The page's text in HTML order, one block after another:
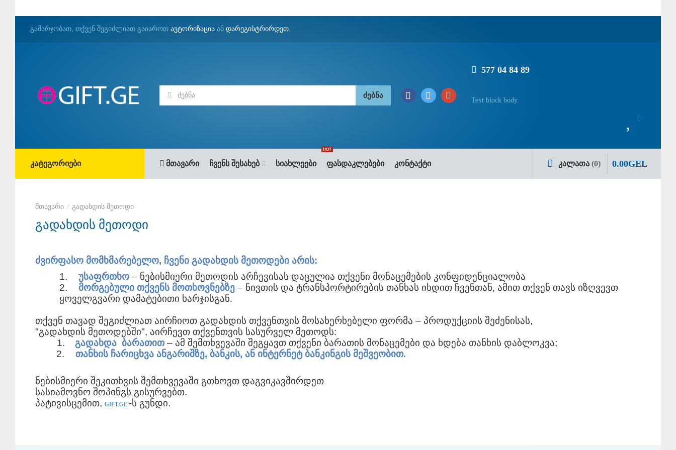
გამარჯობათ, თქვენ შეგიძლიათ გაიაროთ ავტორიზაცია ან დარეგისტრირდეთ.
577 04 84 89
Text block body.
კატეგორიები მთავარი ჩვენს შესახებ სიახლეები ფასდაკლებები
HOT
კონტაქტი ᲙᲐᲚᲐᲗᲐ 0 0.00GEL
გადახდის მეთოდი
გადახდის მეთოდი
ძვირფასო მომხმარებელო, ჩვენი გადახდის მეთოდები არის:
1.
უსაფრთხო – ნებისმიერი მეთოდის არჩევისას დაცულია თქვენი მონაცემების კონფიდენციალობა
2.
მორგებული თქვენს მოთხოვნებზე – ნივთის და ტრანსპორტირების თანხას იხდით ჩვენთან, ამით თქვენ თავს იზღვევთ
ყოველგვარი დამატებითი ხარჯისგან.
თქვენ თავად შეგიძლიათ აირჩიოთ გადახდის თქვენთვის მოსახერხებელი ფორმა – პროდუქციის შეძენისას,
"გადახდის მეთოდებში", აირჩევთ თქვენთვის სასურველ მეთოდს:
1. გადახდა ბარათით – ამ შემთხვევაში შეგყავთ თქვენი ბარათის მონაცემები და ხდება თანხის დაბლოკვა;
2.
თანხის ჩარიცხვა ანგარიშზე, ბანკის, ან ინტერნეტ ბანკინგის მეშვეობით.
ნებისმიერი შეკითხვის შემთხვევაში გთხოვთ დაგვიკავშირდეთ
სასიამოვნო შოპინგს გისურვებთ.
პატივისცემით, GIFT.GE -ს გუნდი.